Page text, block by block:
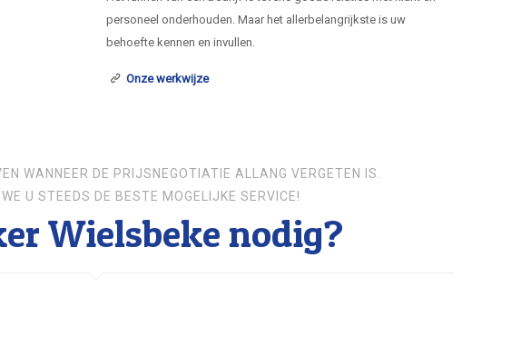
personeel onderhouden. Maar het allerbelangrijkste is uw
behoefte kennen en invullen.
Onze werkwijze
WANNEER DE PRIJSNEGOTIATIE ALLANG VERGETEN IS.
U STEEDS DE BESTE MOGELIJKE SERVICE!
Wielsbeke nodig?